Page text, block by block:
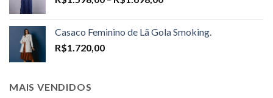
through
Casaco Feminino de Lã Gola Smoking.
R$1.720,00
MAIS VENDIDOS